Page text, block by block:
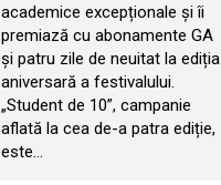
academice excepționale și îi
premiază cu abonamente GA
și patru zile de neuitat la ediția
aniversară a festivalului.
„Student de 10”, campanie
aflată la cea de-a patra ediție,
este…